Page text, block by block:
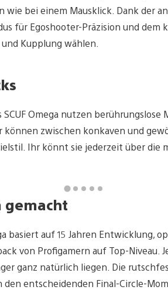
wie bei einem Mausklick. Dank der
für Egoshooter-Präzision und
Kupplung wählen.
SCUF Omega nutzen
zwischen konkaven und
Ihr könnt sie jederzeit über die
gemacht
basiert auf 15 Jahren Entwicklung,
von Profigamern auf Top-Niveau.
ganz natürlich liegen. Die
den entscheidenden Final-Circle-